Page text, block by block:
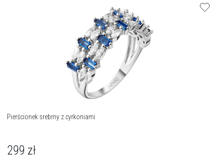
Pierścionek srebrny z cyrkoniami
299 zł